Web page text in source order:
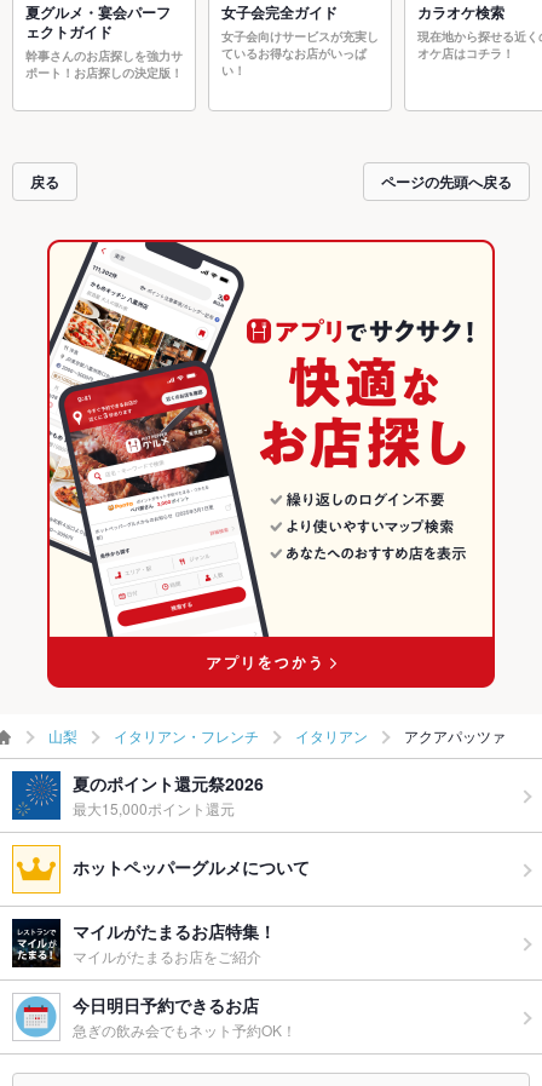
夏グルメ・宴会パーフ
ェクトガイド
幹事さんのお店探しを強力サ
ポート！お店探しの決定版！
女子会完全ガイド
女子会向けサービスが充実し
ているお得なお店がいっぱ
い！
カラオケ検索
現在地から探せる近く
オケ店はコチラ！
戻る ページの先頭へ戻る
山梨 イタリアン・フレンチ イタリアン アクアパッツァ
夏のポイント還元祭2026
最大15,000ポイント還元
ホットペッパーグルメについて
マイルがたまるお店特集！
マイルがたまるお店をご紹介
今日明日予約できるお店
急ぎの飲み会でもネット予約OK！